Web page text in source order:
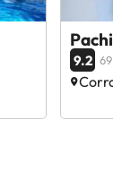
Pachi
9.2 69